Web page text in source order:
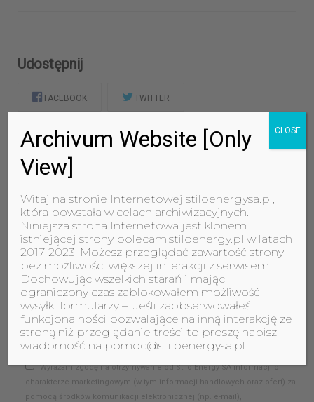
Udostępnij
FACEBOOK TWITTER
Chcesz mieć własną fotowoltaikę? Zostaw
numer, oddzwonimy!
FORMULARZ ZABLOKOWANY Odbiorca: biuro@sti..
Nadawca: wordpress@sti..
Wyrażam zgodę na otrzymywanie od Stilo Energy SA informacji o
charakterze marketingowym (w tym informacji handlowych oraz ofert) za
pomocą środków komunikacji elektronicznej (np. e-mail),
Archivum Website [Only
View]
Witaj na stronie Internetowej stiloenergysa.pl,
która powstała w celach archiwizacyjnych.
Niniejsza strona Internetowa jest klonem
istniejącej strony polecam.stiloenergy.pl w latach
2017-2023. Możesz przeglądać zawartość strony
bez możliwości większej interakcji z serwisem.
Dochowując wszelkich starań i mając
ograniczony czas zablokowałem możliwość
wysyłki formularzy – Jeśli zaobserwowałeś
funkcjonalności pozwalające na inną interakcję ze
stroną niż przeglądanie treści to proszę napisz
wiadomość na pomoc@stiloenergysa.pl
CLOSE